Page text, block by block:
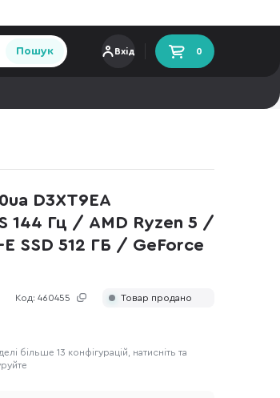
Пошук Вхід 0
D3XT9EA
144 Гц / AMD Ryzen 5 /
SSD 512 ГБ / GeForce
Код: 460455 Товар продано
більше 13 конфігурацій, натисніть та